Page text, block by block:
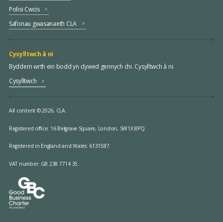
Polisi Cwcis
Safonau gwasanaeth CLA
Cysylltwch â ni
Byddem wrth ein bodd yn clywed gennych chi. Cysylltwch â ni.
Cysylltwch
All content © 2026, CLA.
Registered office: 16 Belgrave Square, London, SW1X 8PQ.
Registered in England and Wales: 6131587.
VAT number: GB 238 7714 35.